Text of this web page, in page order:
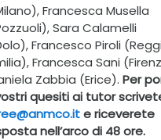
Francesca Musella
Sara Calamelli
Francesco Piroli
Francesca Sani
Zabbia (Erice). Per
quesiti ai tutor
e riceverete
nell’arco di 48 ore.